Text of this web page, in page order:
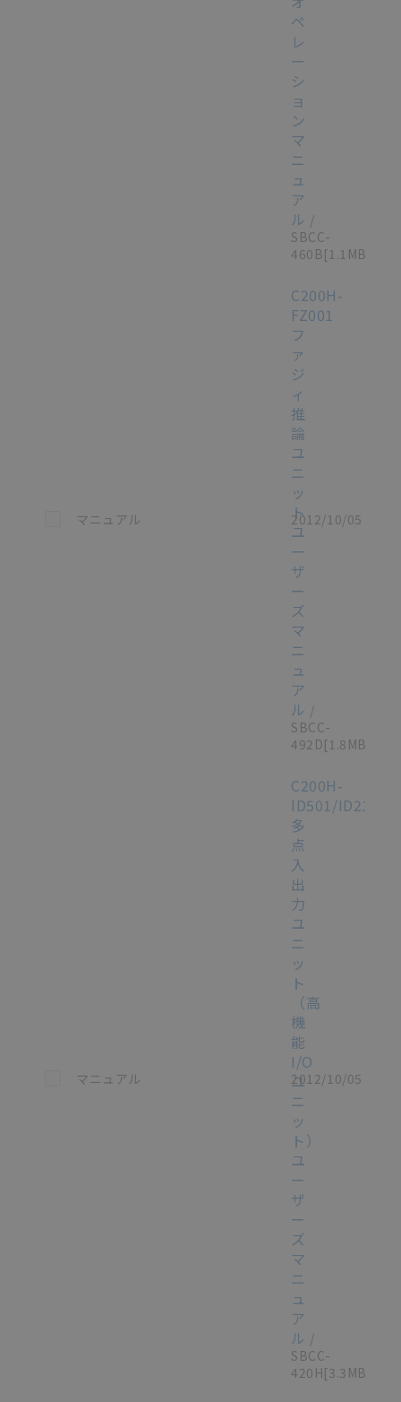
ペ
レ
ー
シ
ョ
ン
マ
ニ
ュ
ア
ル /
SBCC-
460B[1.1MB]
この資料を選択
マニュアル
C200H-
FZ001
フ
ァ
ジ
ィ
推
論
ユ
ニ
ッ
ト
ユ
ー
ザ
ー
ズ
マ
ニ
ュ
ア
ル /
SBCC-
492D[1.8MB]
2012/10/05
この資料を選択
マニュアル
C200H-
ID501/ID215/
多
点
入
出
力
ユ
ニ
ッ
ト
（高
機
能
I/O
ユ
ニ
ッ
ト）
ユ
ー
ザ
ー
ズ
マ
ニ
ュ
ア
ル /
SBCC-
420H[3.3MB]
2012/10/05